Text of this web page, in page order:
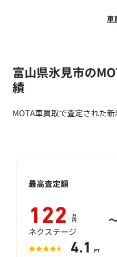
車
富山県氷見市の
績
MOTA車買取で査定された新
最高査定額
122 万
円
ネクステージ
4.1 PT